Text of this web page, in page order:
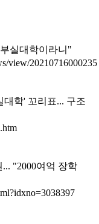
실대학이라니"
view/20210716000235
학' 꼬리표... 구조
"2000여억 장학